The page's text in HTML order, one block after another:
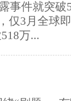
事件就突破
仅3月全球
万...